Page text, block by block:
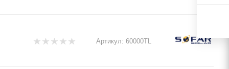
Артикул: 60000TL